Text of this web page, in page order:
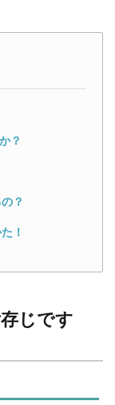
？
？
！
じです